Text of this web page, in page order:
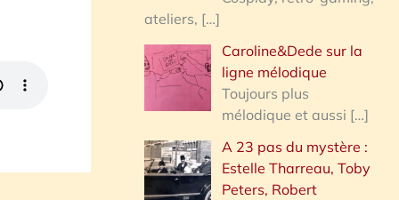
ateliers, […]
Caroline&Dede sur la
ligne mélodique
Toujours plus
mélodique et aussi […]
A 23 pas du mystère :
Estelle Tharreau, Toby
Peters, Robert